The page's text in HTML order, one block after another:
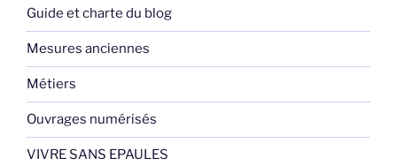
Guide et charte du blog
Mesures anciennes
Métiers
Ouvrages numérisés
VIVRE SANS EPAULES